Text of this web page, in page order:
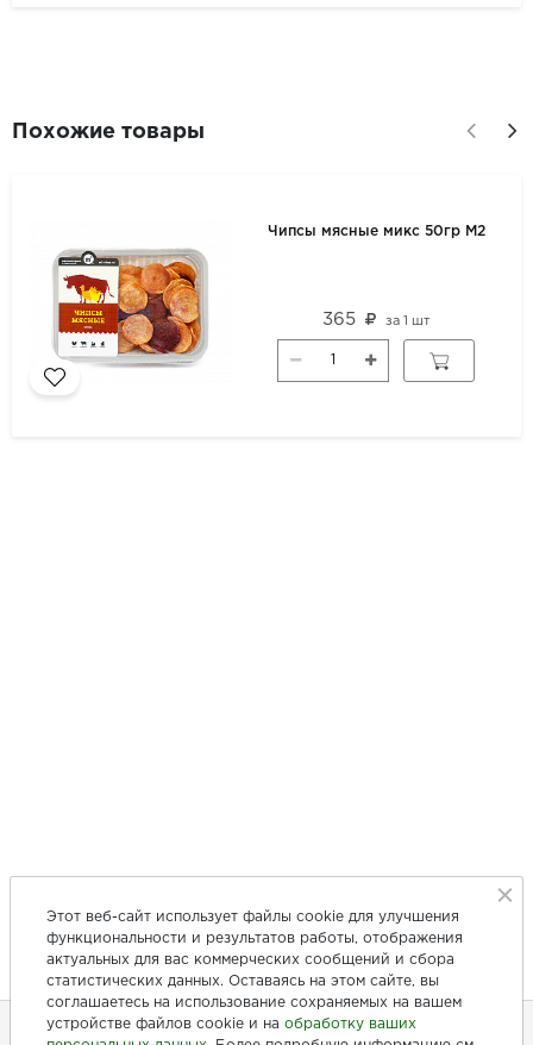
Похожие товары
Чипсы мясные микс 50гр М2
365 за 1 шт
Этот веб-сайт использует файлы cookie для улучшения
функциональности и результатов работы, отображения
актуальных для вас коммерческих сообщений и сбора
статистических данных. Оставаясь на этом сайте, вы
соглашаетесь на использование сохраняемых на вашем
устройстве файлов cookie и на обработку ваших